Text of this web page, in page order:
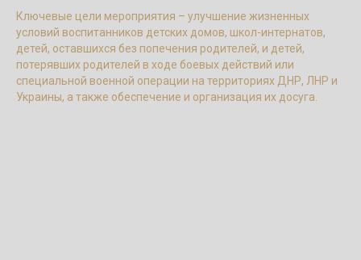
Ключевые цели мероприятия – улучшение жизненных
условий воспитанников детских домов, школ-интернатов,
детей, оставшихся без попечения родителей, и детей,
потерявших родителей в ходе боевых действий или
специальной военной операции на территориях ДНР, ЛНР и
Украины, а также обеспечение и организация их досуга.